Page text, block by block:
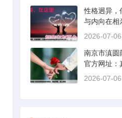
性格迥异，
与内向在相
分析
2026-07-
南京市滇圆
官方网址：
启航
2026-07-